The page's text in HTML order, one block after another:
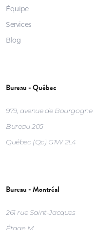
Équipe
Services
Blog
Bureau - Québec
979, avenue de Bourgogne
Bureau 205
Québec (Qc) G1W 2L4
Bureau - Montréal
261 rue Saint-Jacques
Étage M